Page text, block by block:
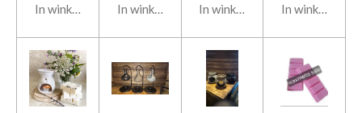
In winkelwagen In winkelwagen In winkelwagen In